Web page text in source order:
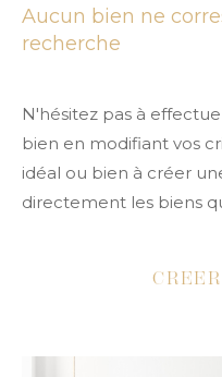
Aucun bien ne
recherche
N'hésitez pas à
bien en modifiant vos
idéal ou bien à créer
directement les biens
Surface
Surface